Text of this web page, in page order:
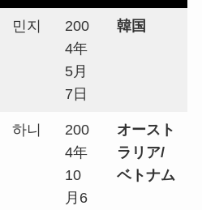
민지
200
4年
5月
7日
韓国
하니
200
4年
10
月6
オースト
ラリア/
ベトナム